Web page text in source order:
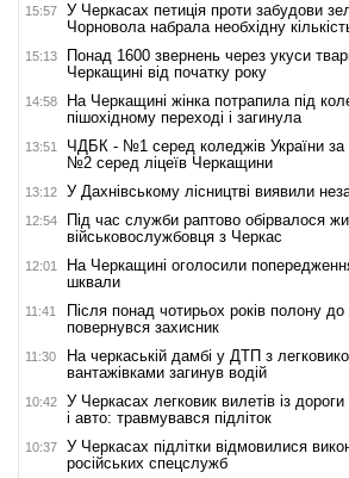
15:57
У Черкасах петиція проти забудови
Чорновола набрала необхідну
15:13
Понад 1600 звернень через укуси
Черкащині від початку року
14:58
На Черкащині жінка потрапила під
пішохідному переході і загинула
13:51
ЧДБК - №1 серед коледжів України
№2 серед ліцеїв Черкащини
13:12 У Дахнівському лісництві виявили
12:54
Під час служби раптово обірвалося
військовослужбовця з Черкас
12:01
На Черкащині оголосили
шквали
11:41
Після понад чотирьох років полону
повернувся захисник
11:30
На черкаській дамбі у ДТП з
вантажівками загинув водій
10:42
У Черкасах легковик вилетів із
і авто: травмувався підліток
10:37
У Черкасах підлітки відмовилися
російських спецслужб